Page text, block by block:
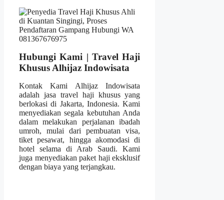
Hubungi Kami | Travel Haji
Khusus Alhijaz Indowisata
Kontak Kami Alhijaz Indowisata
adalah jasa travel haji khusus yang
berlokasi di Jakarta, Indonesia. Kami
menyediakan segala kebutuhan Anda
dalam melakukan perjalanan ibadah
umroh, mulai dari pembuatan visa,
tiket pesawat, hingga akomodasi di
hotel selama di Arab Saudi. Kami
juga menyediakan paket haji eksklusif
dengan biaya yang terjangkau.